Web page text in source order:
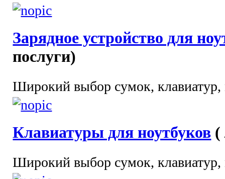
Зарядное устройство для
послуги)
Широкий выбор сумок,
Клавиатуры для ноутбуков (
Широкий выбор сумок,